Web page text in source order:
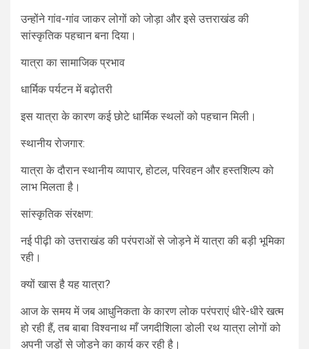
उन्होंने गांव-गांव जाकर लोगों को जोड़ा और इसे उत्तराखंड की
सांस्कृतिक पहचान बना दिया।
यात्रा का सामाजिक प्रभाव
धार्मिक पर्यटन में बढ़ोतरी
इस यात्रा के कारण कई छोटे धार्मिक स्थलों को पहचान मिली।
स्थानीय रोजगार:
यात्रा के दौरान स्थानीय व्यापार, होटल, परिवहन और हस्तशिल्प को
लाभ मिलता है।
सांस्कृतिक संरक्षण:
नई पीढ़ी को उत्तराखंड की परंपराओं से जोड़ने में यात्रा की बड़ी भूमिका
रही।
क्यों खास है यह यात्रा?
आज के समय में जब आधुनिकता के कारण लोक परंपराएं धीरे-धीरे खत्म
हो रही हैं, तब बाबा विश्वनाथ माँ जगदीशिला डोली रथ यात्रा लोगों को
अपनी जड़ों से जोड़ने का कार्य कर रही है।